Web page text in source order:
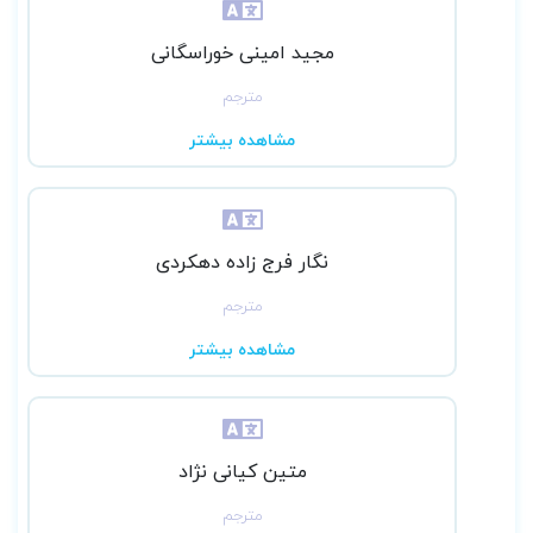
مجید امینی خوراسگانی
مترجم
مشاهده بیشتر
نگار فرج زاده دهکردی
مترجم
مشاهده بیشتر
متین کیانی نژاد
مترجم